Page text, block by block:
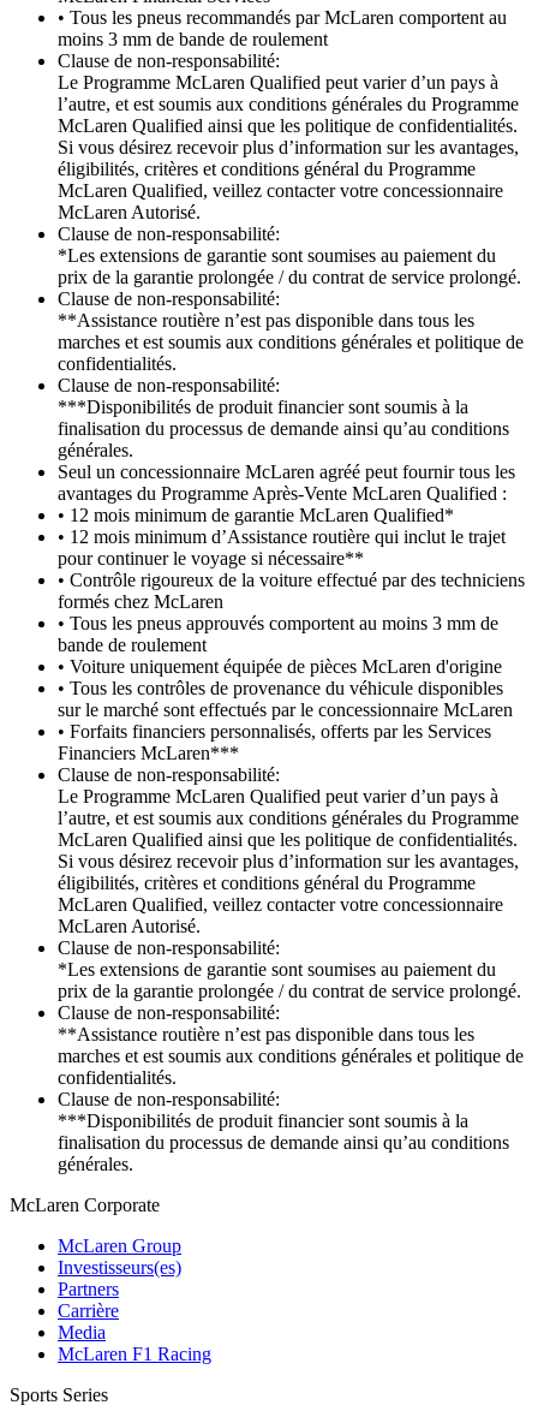
• Tous les pneus recommandés par McLaren comportent au
moins 3 mm de bande de roulement
Clause de non-responsabilité:
Le Programme McLaren Qualified peut varier d’un pays à
l’autre, et est soumis aux conditions générales du Programme
McLaren Qualified ainsi que les politique de confidentialités.
Si vous désirez recevoir plus d’information sur les avantages,
éligibilités, critères et conditions général du Programme
McLaren Qualified, veillez contacter votre concessionnaire
McLaren Autorisé.
Clause de non-responsabilité:
*Les extensions de garantie sont soumises au paiement du
prix de la garantie prolongée / du contrat de service prolongé.
Clause de non-responsabilité:
**Assistance routière n’est pas disponible dans tous les
marches et est soumis aux conditions générales et politique de
confidentialités.
Clause de non-responsabilité:
***Disponibilités de produit financier sont soumis à la
finalisation du processus de demande ainsi qu’au conditions
générales.
Seul un concessionnaire McLaren agréé peut fournir tous les
avantages du Programme Après-Vente McLaren Qualified :
• 12 mois minimum de garantie McLaren Qualified*
• 12 mois minimum d’Assistance routière qui inclut le trajet
pour continuer le voyage si nécessaire**
• Contrôle rigoureux de la voiture effectué par des techniciens
formés chez McLaren
• Tous les pneus approuvés comportent au moins 3 mm de
bande de roulement
• Voiture uniquement équipée de pièces McLaren d'origine
• Tous les contrôles de provenance du véhicule disponibles
sur le marché sont effectués par le concessionnaire McLaren
• Forfaits financiers personnalisés, offerts par les Services
Financiers McLaren***
Clause de non-responsabilité:
Le Programme McLaren Qualified peut varier d’un pays à
l’autre, et est soumis aux conditions générales du Programme
McLaren Qualified ainsi que les politique de confidentialités.
Si vous désirez recevoir plus d’information sur les avantages,
éligibilités, critères et conditions général du Programme
McLaren Qualified, veillez contacter votre concessionnaire
McLaren Autorisé.
Clause de non-responsabilité:
*Les extensions de garantie sont soumises au paiement du
prix de la garantie prolongée / du contrat de service prolongé.
Clause de non-responsabilité:
**Assistance routière n’est pas disponible dans tous les
marches et est soumis aux conditions générales et politique de
confidentialités.
Clause de non-responsabilité:
***Disponibilités de produit financier sont soumis à la
finalisation du processus de demande ainsi qu’au conditions
générales.
McLaren Corporate
McLaren Group
Investisseurs(es)
Partners
Carrière
Media
McLaren F1 Racing
Sports Series